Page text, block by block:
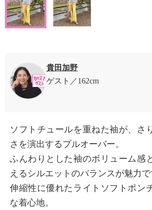
貴田加野
ゲスト
162cm
ソフトチュールを重ねた袖が、さ
さを演出するプルオーバー。
ふんわりとした袖のボリューム感
えるシルエットのバランスが魅力で
伸縮性に優れたライトソフトポン
な着心地。